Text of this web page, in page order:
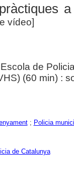
vídeo]
de
(60 min) :
; Policia
de Catalunya